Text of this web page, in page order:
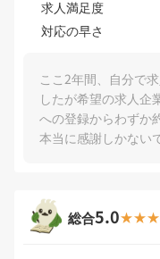
求人満足度
対応の早さ
ここ2年間、自分で
したが希望の求人企
への登録からわずか
本当に感謝しかない
総合5.0